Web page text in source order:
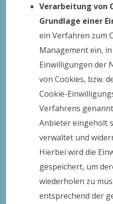
Verarbeitung von
Grundlage einer
ein Verfahren zum
Management ein,
Einwilligungen der
von Cookies, bzw.
Cookie-
Verfahrens
Anbieter eingeholt
verwaltet und
Hierbei wird die
gespeichert, um
wiederholen zu
entsprechend der